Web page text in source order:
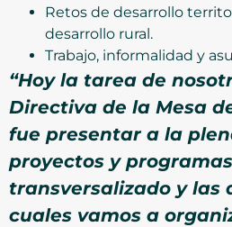
Retos de desarrollo
desarrollo rural.
Trabajo, informalidad y
“Hoy la tarea de
Directiva de la Mesa
fue presentar a la
proyectos y
transversalizado y las
cuales vamos a